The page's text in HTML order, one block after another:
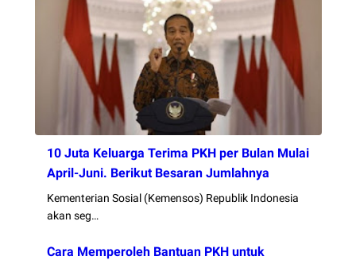
10 Juta Keluarga Terima PKH per Bulan Mulai
April-Juni. Berikut Besaran Jumlahnya
Kementerian Sosial (Kemensos) Republik Indonesia
akan seg…
Cara Memperoleh Bantuan PKH untuk